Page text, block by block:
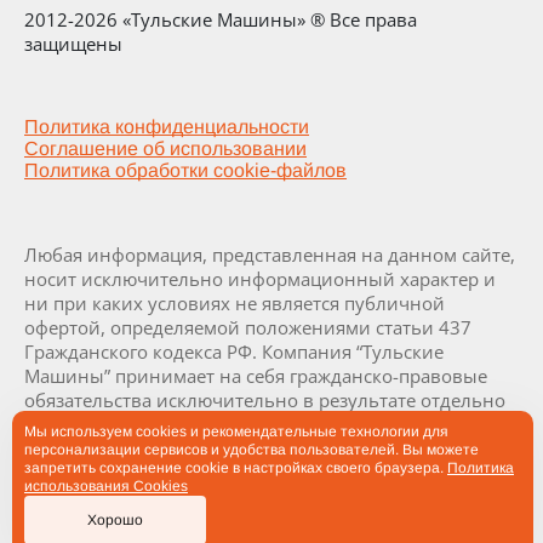
2012-2026 «Тульские Машины» ® Все права
защищены
Политика конфиденциальности
Соглашение об использовании
Политика обработки cookie-файлов
Любая информация, представленная на данном сайте,
носит исключительно информационный характер и
ни при каких условиях не является публичной
офертой, определяемой положениями статьи 437
Гражданского кодекса РФ. Компания “Тульские
Машины” принимает на себя гражданско-правовые
обязательства исключительно в результате отдельно
и специально совершенных сделок. Визуализация и
комплектация заводов и их составляющих являются
проектными и могут быть изменены в ходе
производства заводов по согласованию с заказчиком.
Мы используем cookies и рекомендательные технологии для
персонализации сервисов и удобства пользователей. Вы можете
запретить сохранение cookie в настройках своего браузера. Политика
использования Cookies
Хорошо